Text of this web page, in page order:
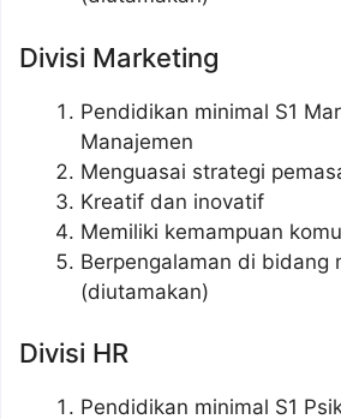
Divisi Marketing
Pendidikan minimal S1
Manajemen
Menguasai strategi
Kreatif dan inovatif
Memiliki kemampuan
Berpengalaman di bidang
(diutamakan)
Divisi HR
Pendidikan minimal S1